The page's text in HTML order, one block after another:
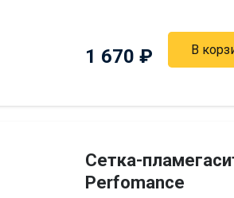
1 670 ₽ В
Сетка-
Perfomance